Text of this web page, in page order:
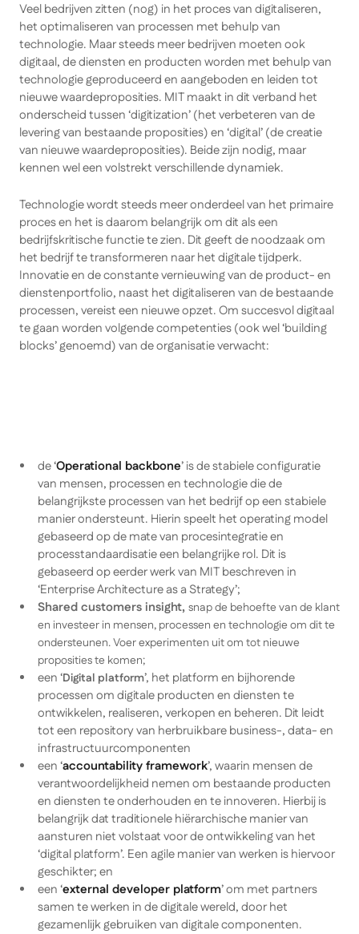
Veel bedrijven zitten (nog) in het proces van digitaliseren,
het optimaliseren van processen met behulp van
technologie. Maar steeds meer bedrijven moeten ook
digitaal, de diensten en producten worden met behulp van
technologie geproduceerd en aangeboden en leiden tot
nieuwe waardeproposities. MIT maakt in dit verband het
onderscheid tussen ‘digitization’ (het verbeteren van de
levering van bestaande proposities) en ‘digital’ (de creatie
van nieuwe waardeproposities). Beide zijn nodig, maar
kennen wel een volstrekt verschillende dynamiek.
Technologie wordt steeds meer onderdeel van het primaire
proces en het is daarom belangrijk om dit als een
bedrijfskritische functie te zien. Dit geeft de noodzaak om
het bedrijf te transformeren naar het digitale tijdperk.
Innovatie en de constante vernieuwing van de product- en
dienstenportfolio, naast het digitaliseren van de bestaande
processen, vereist een nieuwe opzet. Om succesvol digitaal
te gaan worden volgende competenties (ook wel ‘building
blocks’ genoemd) van de organisatie verwacht:
de ‘Operational backbone’ is de stabiele configuratie
van mensen, processen en technologie die de
belangrijkste processen van het bedrijf op een stabiele
manier ondersteunt. Hierin speelt het operating model
gebaseerd op de mate van procesintegratie en
processtandaardisatie een belangrijke rol. Dit is
gebaseerd op eerder werk van MIT beschreven in
‘Enterprise Architecture as a Strategy’;
Shared customers insight, snap de behoefte van de klant
en investeer in mensen, processen en technologie om dit te
ondersteunen. Voer experimenten uit om tot nieuwe
proposities te komen;
een ‘Digital platform’, het platform en bijhorende
processen om digitale producten en diensten te
ontwikkelen, realiseren, verkopen en beheren. Dit leidt
tot een repository van herbruikbare business-, data- en
infrastructuurcomponenten
een ‘accountability framework’, waarin mensen de
verantwoordelijkheid nemen om bestaande producten
en diensten te onderhouden en te innoveren. Hierbij is
belangrijk dat traditionele hiërarchische manier van
aansturen niet volstaat voor de ontwikkeling van het
‘digital platform’. Een agile manier van werken is hiervoor
geschikter; en
een ‘external developer platform’ om met partners
samen te werken in de digitale wereld, door het
gezamenlijk gebruiken van digitale componenten.